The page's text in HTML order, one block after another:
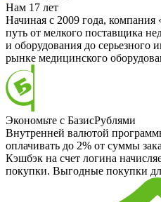
Нам 17 лет
Начиная с 2009 года,
путь от мелкого поставщика
и оборудования до серьезного
рынке медицинского
Экономьте с БазисРублями
Внутренней валютой
оплачивать до 2% от суммы
Кэшбэк на счет логина
покупки. Выгодные покупки